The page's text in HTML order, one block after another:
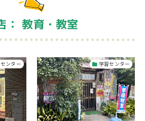
： 教育・教室
ンター 学習センター